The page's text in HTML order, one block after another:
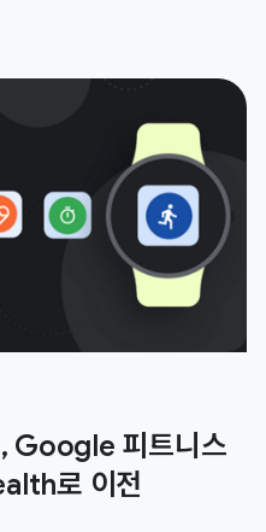
Google 피트니스
로 이전